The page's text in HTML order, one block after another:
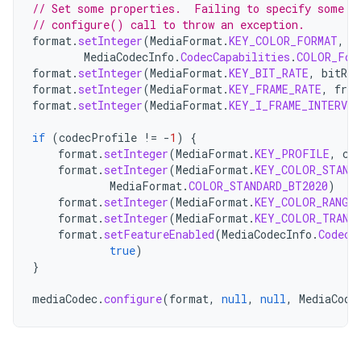
// Set some properties.  Failing to specify some of
// configure() call to throw an exception.
format. setInteger(MediaFormat.KEY_COLOR_FORMAT,
MediaCodecInfo .CodecCapabilities .
format. setInteger(MediaFormat.KEY_BIT_RATE,
format. setInteger(MediaFormat.KEY_FRAME_RATE,
format. setInteger(MediaFormat.KEY_I_FRAME_INTERVAL
if (codecProfile != -1 )
{
format. setInteger(MediaFormat.KEY_PROFILE,
format. setInteger(MediaFormat.
MediaFormat.COLOR_STANDARD_BT2020)
format. setInteger(MediaFormat.KEY_COLOR_RANGE
format. setInteger(MediaFormat.
format. setFeatureEnabled(MediaCodecInfo .
true)
}
mediaCodec.configure(format, null, null,